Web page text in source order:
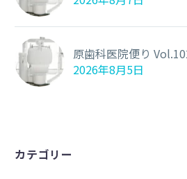
原歯科医院便り
2026年8月5日
カテゴリー